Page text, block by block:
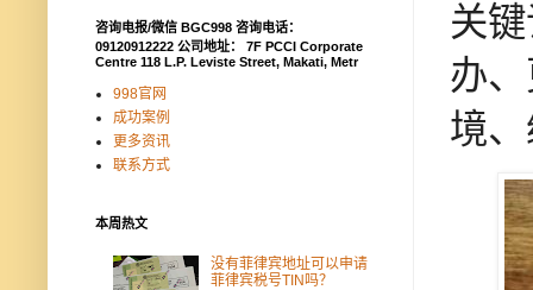
关
办
境
咨询电报/微信 BGC998 咨询电话：
09120912222 公司地址： 7F PCCI Corporate
Centre 118 L.P. Leviste Street, Makati, Metr
998官网
成功案例
更多资讯
联系方式
本周热文
没有菲律宾地址可以申请
菲律宾税号TIN吗？